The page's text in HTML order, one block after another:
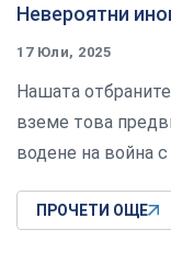
Невероятни
17 Юли, 2025
Нашата
вземе това
водене на война
ПРОЧЕТИ ОЩЕ